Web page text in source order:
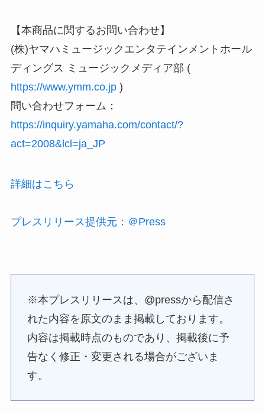
【本商品に関するお問い合わせ】
(株)ヤマハミュージックエンタテインメントホール
ディングス ミュージックメディア部 (
https://www.ymm.co.jp)
問い合わせフォーム：
https://inquiry.yamaha.com/contact/?
act=2008&lcl=ja_JP
詳細はこちら
プレスリリース提供元：＠Press
※本プレスリリースは、@pressから配信さ
れた内容を原文のまま掲載しております。
内容は掲載時点のものであり、掲載後に予
告なく修正・変更される場合がございま
す。